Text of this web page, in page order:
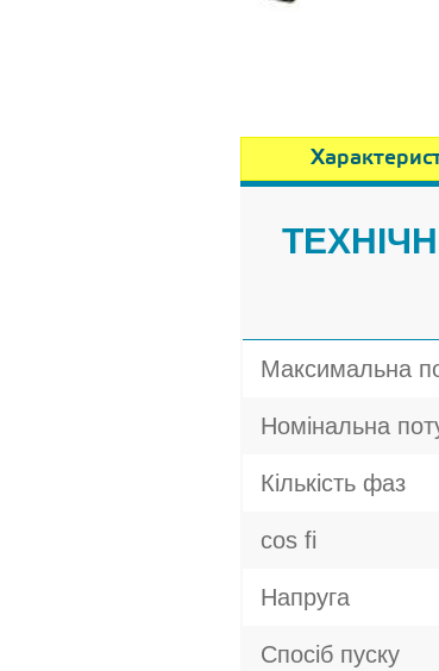
Максимальна
Номінальна
Кількість фаз
cos fi
Напруга
Спосіб пуску